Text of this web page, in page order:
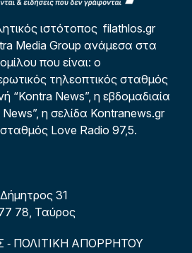
ιστότοπος filathlos.gr
Media Group ανάμεσα στα
που είναι: ο
τηλεοπτικός σταθμός
“Kontra News”, η εβδομαδιαία
News”, η σελίδα Kontranews.gr
Love Radio 97,5.
Δήμητρος 31
78, Ταύρος
- ΠΟΛΙΤΙΚΗ ΑΠΟΡΡΗΤΟΥ